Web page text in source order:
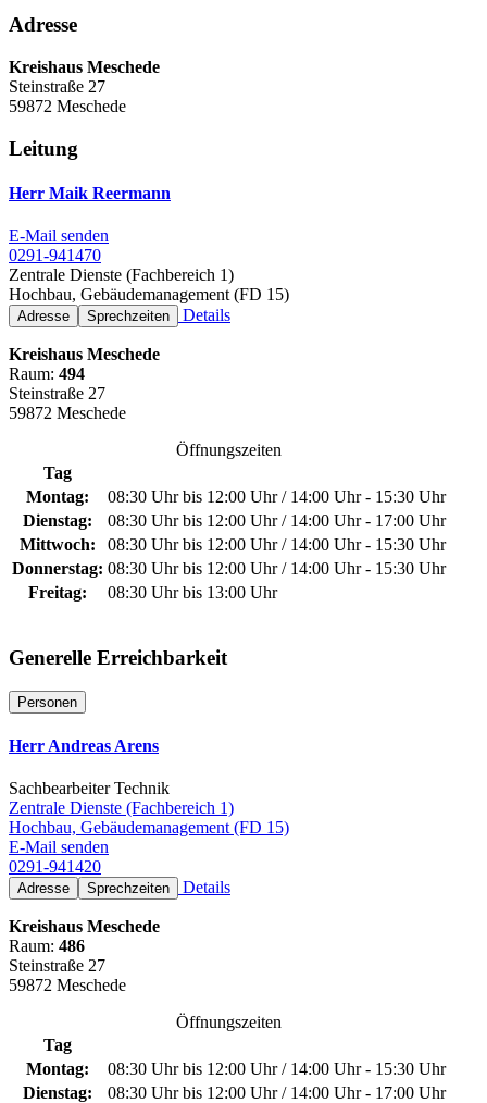
Adresse
Kreishaus Meschede
Steinstraße 27
59872 Meschede
Leitung
Herr Maik Reermann
E-Mail senden
0291-941470
Zentrale Dienste (Fachbereich 1)
Hochbau, Gebäudemanagement (FD 15)
Adresse Sprechzeiten Details
Kreishaus Meschede
Raum: 494
Steinstraße 27
59872 Meschede
Öffnungszeiten
Tag
Montag:
08:30 Uhr bis 12:00 Uhr / 14:00 Uhr - 15:30 Uhr
Dienstag:
08:30 Uhr bis 12:00 Uhr / 14:00 Uhr - 17:00 Uhr
Mittwoch:
08:30 Uhr bis 12:00 Uhr / 14:00 Uhr - 15:30 Uhr
Donnerstag: 08:30 Uhr bis 12:00 Uhr / 14:00 Uhr - 15:30 Uhr
Freitag:
08:30 Uhr bis 13:00 Uhr
Generelle Erreichbarkeit
Personen
Herr Andreas Arens
Sachbearbeiter Technik
Zentrale Dienste (Fachbereich 1)
Hochbau, Gebäudemanagement (FD 15)
E-Mail senden
0291-941420
Adresse Sprechzeiten Details
Kreishaus Meschede
Raum: 486
Steinstraße 27
59872 Meschede
Öffnungszeiten
Tag
Montag:
08:30 Uhr bis 12:00 Uhr / 14:00 Uhr - 15:30 Uhr
Dienstag:
08:30 Uhr bis 12:00 Uhr / 14:00 Uhr - 17:00 Uhr